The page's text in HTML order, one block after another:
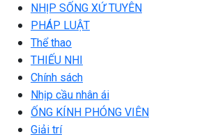
NHỊP SỐNG XỨ TUYÊN
PHÁP LUẬT
Thể thao
THIẾU NHI
Chính sách
Nhịp cầu nhân ái
ỐNG KÍNH PHÓNG VIÊN
Giải trí